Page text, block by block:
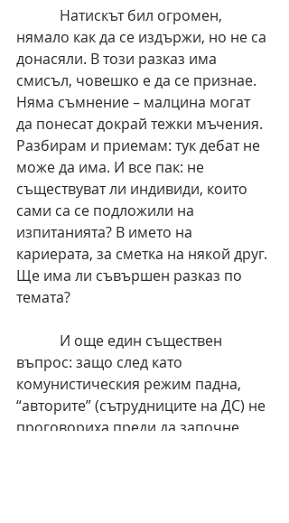
Натискът бил огромен,
нямало как да се издържи, но не са
донасяли. В този разказ има
смисъл, човешко е да се признае.
Няма съмнение – малцина могат
да понесат докрай тежки мъчения.
Разбирам и приемам: тук дебат не
може да има. И все пак: не
съществуват ли индивиди, които
сами са се подложили на
изпитанията? В името на
кариерата, за сметка на някой друг.
Ще има ли съвършен разказ по
темата?
И още един съществен
въпрос: защо след като
комунистическия режим падна,
“авторите” (сътрудниците на ДС) не
проговориха преди да започне